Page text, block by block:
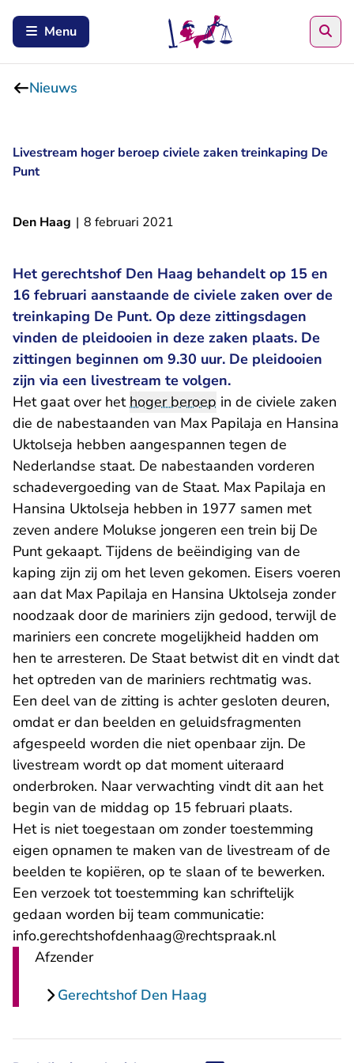
Menu
Nieuws
Livestream hoger beroep civiele zaken treinkaping De
Punt
Den Haag | 8 februari 2021
Het gerechtshof Den Haag behandelt op 15 en
16 februari aanstaande de civiele zaken over de
treinkaping De Punt. Op deze zittingsdagen
vinden de pleidooien in deze zaken plaats. De
zittingen beginnen om 9.30 uur. De pleidooien
zijn via een livestream te volgen.
Het gaat over hethoger beroep in de civiele zaken
die de nabestaanden van Max Papilaja en Hansina
Uktolseja hebben aangespannen tegen de
Nederlandse staat. De nabestaanden vorderen
schadevergoeding van de Staat. Max Papilaja en
Hansina Uktolseja hebben in 1977 samen met
zeven andere Molukse jongeren een trein bij De
Punt gekaapt. Tijdens de beëindiging van de
kaping zijn zij om het leven gekomen. Eisers voeren
aan dat Max Papilaja en Hansina Uktolseja zonder
noodzaak door de mariniers zijn gedood, terwijl de
mariniers een concrete mogelijkheid hadden om
hen te arresteren. De Staat betwist dit en vindt dat
het optreden van de mariniers rechtmatig was.
Een deel van de zitting is achter gesloten deuren,
omdat er dan beelden en geluidsfragmenten
afgespeeld worden die niet openbaar zijn. De
livestream wordt op dat moment uiteraard
onderbroken. Naar verwachting vindt dit aan het
begin van de middag op 15 februari plaats.
Het is niet toegestaan om zonder toestemming
eigen opnamen te maken van de livestream of de
beelden te kopiëren, op te slaan of te bewerken.
Een verzoek tot toestemming kan schriftelijk
gedaan worden bij team communicatie:
info.gerechtshofdenhaag@rechtspraak.nl- U verlaat
Afzender
Gerechtshof Den Haag